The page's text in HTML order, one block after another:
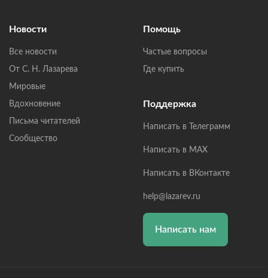
Новости
Все новости
От С. Н. Лазарева
Мировые
Вдохновение
Письма читателей
Сообщество
Помощь
Частые вопросы
Где купить
Поддержка
Написать в Телеграмм
Написать в MAX
Написать в ВКонтакте
help@lazarev.ru
Написать нам